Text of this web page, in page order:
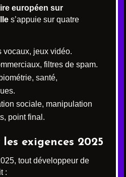
européen sur
s’appuie sur quatre
vocaux, jeux vidéo.
filtres de spam.
santé,
sociale, manipulation
point final.
les exigences 2025
tout développeur de
: